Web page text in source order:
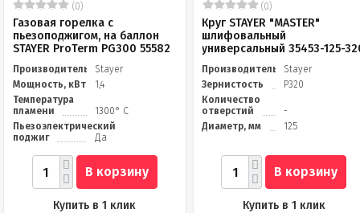
(0)
Газовая горелка с
пьезоподжигом, на баллон
STAYER ProTerm PG300 55582
Производитель
Stayer
Мощность, кВт
1,4
Температура
пламени
1300° C
Пьезоэлектрический
поджиг
Да
В корзину
Купить в 1 клик
(0)
Круг STAYER "MASTER"
шлифовальный
универсальный 35453-125-
Производитель
Stayer
Зернистость
Р320
Количество
отверстий
-
Диаметр, мм
125
В корзину
Купить в 1 клик